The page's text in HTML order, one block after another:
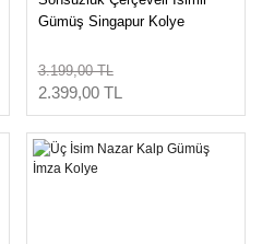
Gümüş Singapur Kolye
3.199,00 TL
2.399,00 TL